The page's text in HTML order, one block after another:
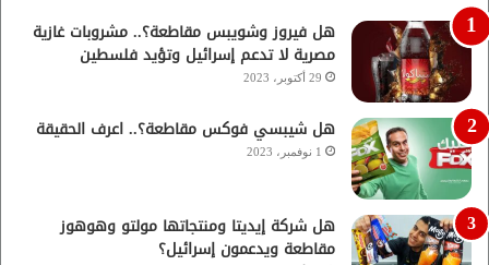
هل فيروز وشويبس مقاطعة؟.. مشروبات غازية
مصرية لا تدعم إسرائيل وتؤيد فلسطين
29 أكتوبر، 2023
هل شيبسي فوكس مقاطعة؟.. اعرف الحقيقة
1 نوفمبر، 2023
هل شركة إيديتا ومنتجاتها مولتو وهوهوز
مقاطعة ويدعمون إسرائيل؟